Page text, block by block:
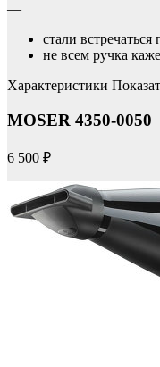
—
стали встречаться
не всем ручка
Характеристики
MOSER 4350-0050
6 500 ₽